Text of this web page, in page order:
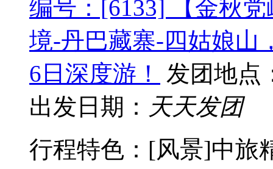
编号：[6133] 【金秋
境-丹巴藏寨-四姑娘山
6日深度游！
发团地点
出发日期： 天天发团
行程特色：[风景]中旅